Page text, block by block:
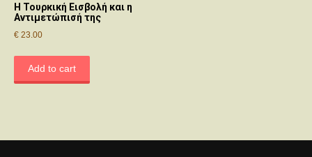
Η Τουρκική Εισβολή και η
Αντιμετώπισή της
€ 23.00
Add to cart